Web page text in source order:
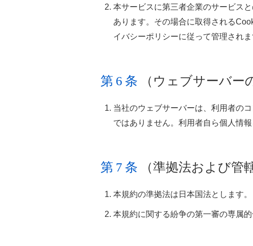
本サービスに第三者企業のサービス
あります。その場合に取得される
イバシーポリシーに従って管理されま
第6条 （ウェブサーバー
当社のウェブサーバーは、利用者の
ではありません。利用者自ら個人情
第7条 （準拠法および管
本規約の準拠法は日本国法とします。
本規約に関する紛争の第一審の専属